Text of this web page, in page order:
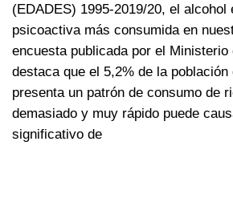
(EDADES) 1995-2019/20, el
psicoactiva más consumida en
encuesta publicada por el Ministerio
destaca que el 5,2% de la población
presenta un patrón de consumo de
demasiado y muy rápido puede
significativo de